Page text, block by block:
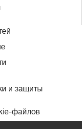
и защиты
файлов